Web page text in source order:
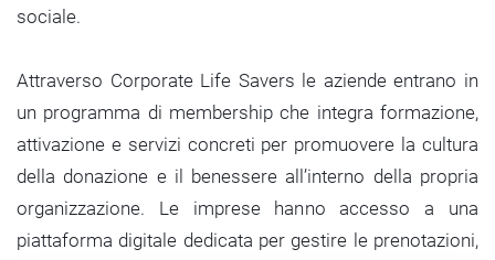
sociale.
Attraverso Corporate Life Savers le aziende entrano in
un programma di membership che integra formazione,
attivazione e servizi concreti per promuovere la cultura
della donazione e il benessere all’interno della propria
organizzazione. Le imprese hanno accesso a una
piattaforma digitale dedicata per gestire le prenotazioni,